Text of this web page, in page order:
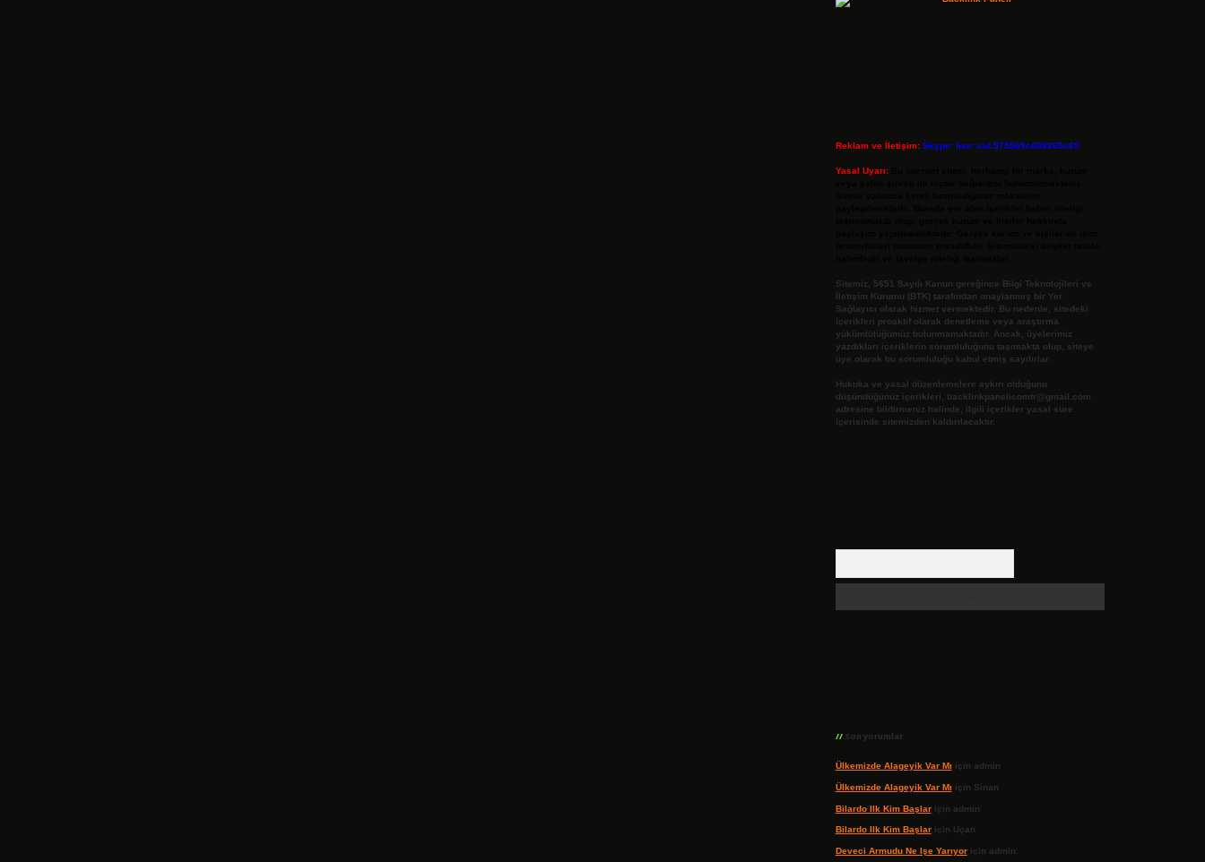
Reklam ve İletişim: Skype: live:.cid.575569c608265c69
Yasal Uyarı:
Sitemiz, 5651 Sayılı Kanun gereğince Bilgi Teknolojileri ve
İletişim Kurumu (BTK) tarafından onaylanmış bir Yer
Sağlayıcı olarak hizmet vermektedir. Bu nedenle, sitedeki
içerikleri proaktif olarak denetleme veya araştırma
yükümlülüğümüz bulunmamaktadır. Ancak, üyelerimiz
yazdıkları içeriklerin sorumluluğunu taşımakta olup, siteye
üye olarak bu sorumluluğu kabul etmiş sayılırlar.
Hukuka ve yasal düzenlemelere aykırı olduğunu
düşündüğünüz içerikleri,
backlinkpanelicomtr@gmail.com
adresine bildirmeniz halinde, ilgili içerikler yasal süre
içerisinde sitemizden kaldırılacaktır.
Son yorumlar
Ülkemizde Alageyik Var Mı için admin
Ülkemizde Alageyik Var Mı için Sinan
Bilardo Ilk Kim Başlariçin admin
Bilardo Ilk Kim Başlariçin Uçan
Deveci Armudu Ne Işe Yarıyoriçin admin